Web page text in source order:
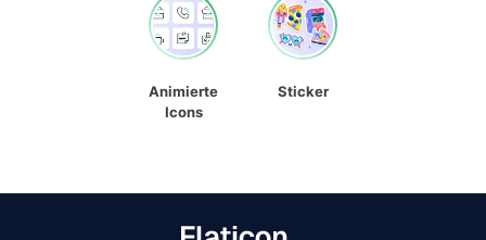
Animierte
Icons
Sticker